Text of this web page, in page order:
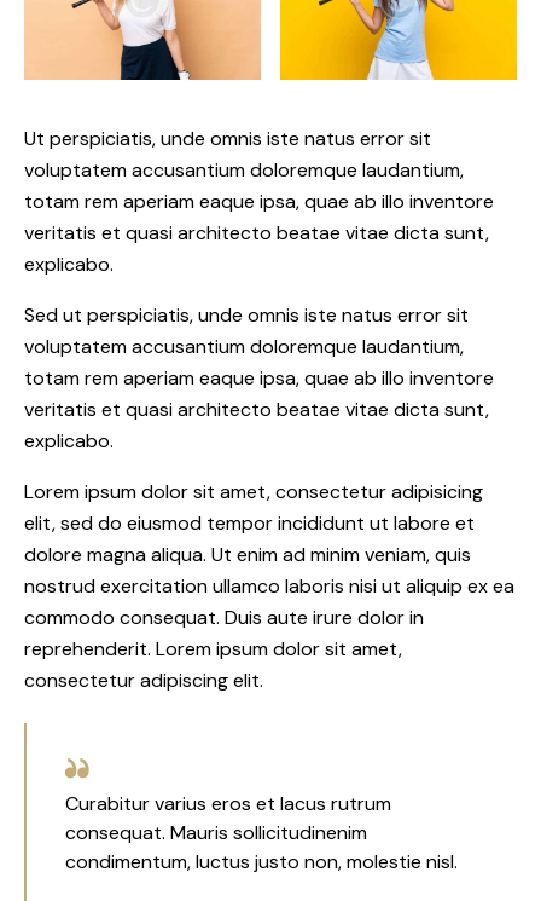
Ut perspiciatis, unde omnis iste natus error sit
voluptatem accusantium doloremque laudantium,
totam rem aperiam eaque ipsa, quae ab illo inventore
veritatis et quasi architecto beatae vitae dicta sunt,
explicabo.
Sed ut perspiciatis, unde omnis iste natus error sit
voluptatem accusantium doloremque laudantium,
totam rem aperiam eaque ipsa, quae ab illo inventore
veritatis et quasi architecto beatae vitae dicta sunt,
explicabo.
Lorem ipsum dolor sit amet, consectetur adipisicing
elit, sed do eiusmod tempor incididunt ut labore et
dolore magna aliqua. Ut enim ad minim veniam, quis
nostrud exercitation ullamco laboris nisi ut aliquip ex ea
commodo consequat. Duis aute irure dolor in
reprehenderit. Lorem ipsum dolor sit amet,
consectetur adipiscing elit.
Curabitur varius eros et lacus rutrum
consequat. Mauris sollicitudinenim
condimentum, luctus justo non, molestie nisl.